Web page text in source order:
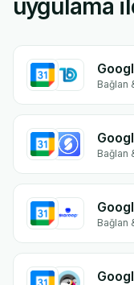
uygulama
Bağlan
Bağlan
Bağlan